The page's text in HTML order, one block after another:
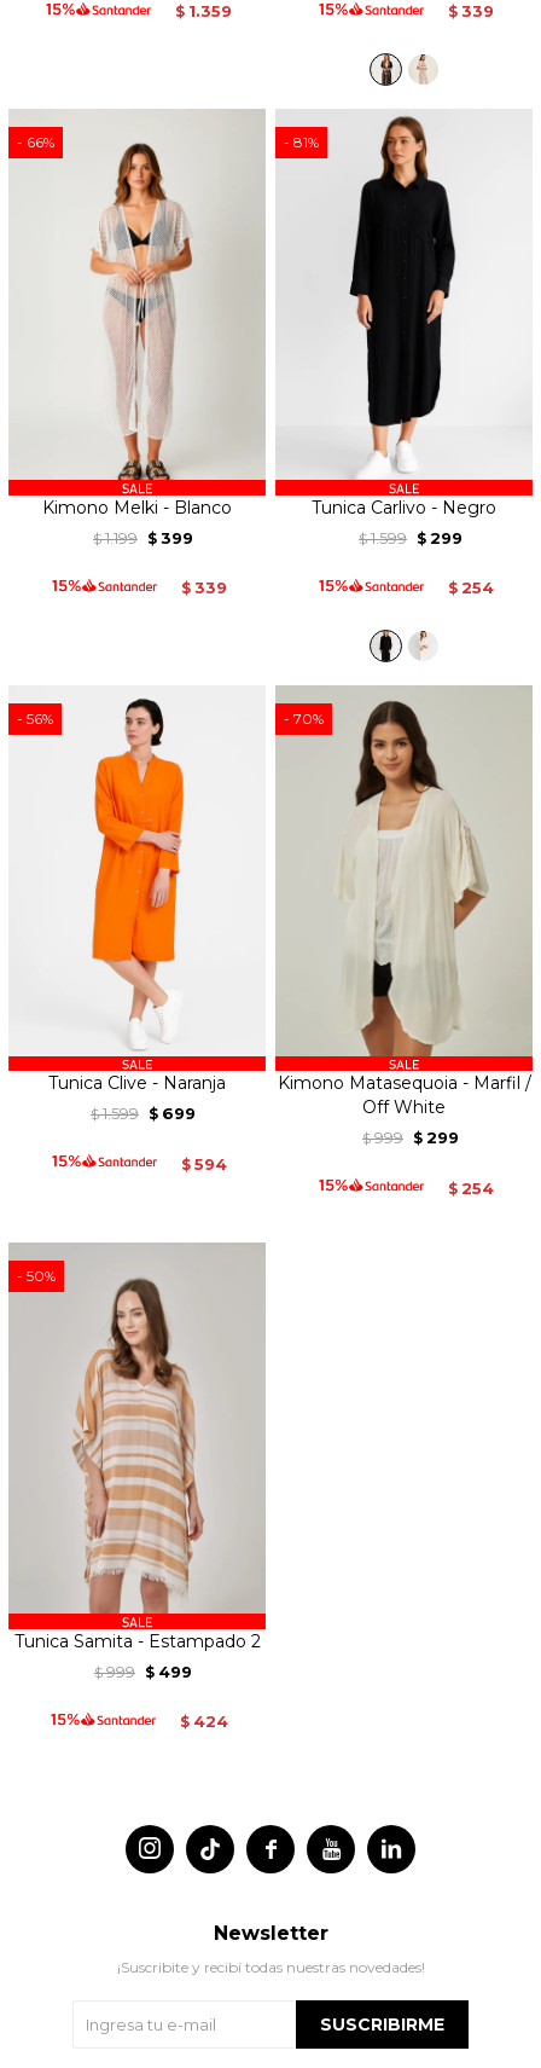
$ 1.359 $ 339
66
Kimono Melki - Blanco
$ 1.199 $ 399
$ 339
81
Tunica Carlivo - Negro
$ 1.599 $ 299
$ 254
56
Tunica Clive - Naranja
$ 1.599 $ 699
$ 594
70
Kimono Matasequoia - Marfil /
Off White
$ 999 $ 299
$ 254
50
Tunica Samita - Estampado 2
$ 999 $ 499
$ 424
 
 
Newsletter
¡Suscribite y recibí todas nuestras novedades!
SUSCRIBIRME